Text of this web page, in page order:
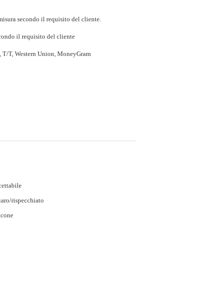
secondo il requisito del cliente.
il requisito del cliente
T/T, Western Union, MoneyGram
rispecchiato